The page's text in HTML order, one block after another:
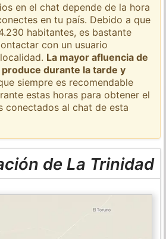
en el chat depende de la hora
en tu país. Debido a que
habitantes, es bastante
con un usuario
La mayor afluencia de
durante la tarde y
siempre es recomendable
estas horas para obtener el
conectados al chat de esta
de La Trinidad